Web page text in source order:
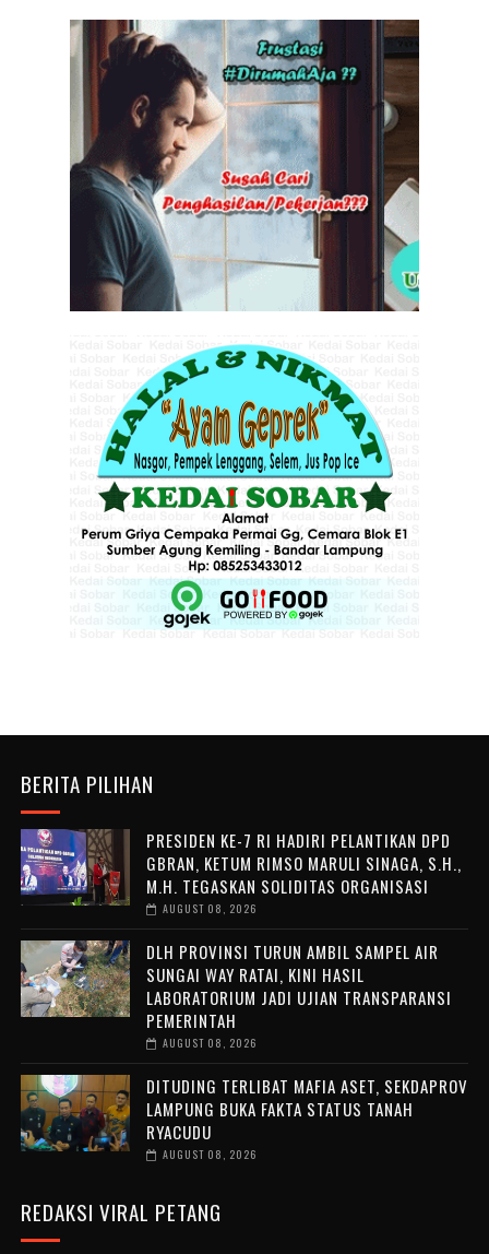
BERITA PILIHAN
PRESIDEN KE-7 RI HADIRI PELANTIKAN DPD
GBRAN, KETUM RIMSO MARULI SINAGA, S.H.,
M.H. TEGASKAN SOLIDITAS ORGANISASI
AUGUST 08, 2026
DLH PROVINSI TURUN AMBIL SAMPEL AIR
SUNGAI WAY RATAI, KINI HASIL
LABORATORIUM JADI UJIAN TRANSPARANSI
PEMERINTAH
AUGUST 08, 2026
DITUDING TERLIBAT MAFIA ASET, SEKDAPROV
LAMPUNG BUKA FAKTA STATUS TANAH
RYACUDU
AUGUST 08, 2026
REDAKSI VIRAL PETANG